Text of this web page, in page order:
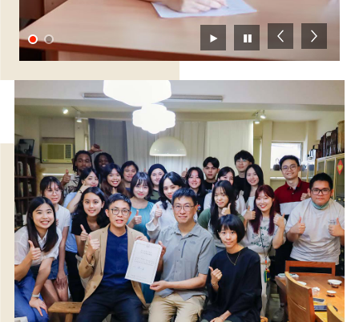
PreviousNext
播放 暫停